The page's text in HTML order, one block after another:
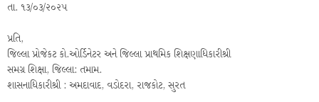
તા. ૧૩/૦૩/૨૦૨૫
પ્રતિ,
જિલ્લા પ્રોજેકટ કો.ઓર્ડિનેટર અને જિલ્લા પ્રાથમિક શિક્ષણાધિકારીશ્રી
સમગ્ર શિક્ષા, જિલ્લા: તમામ.
શાસનાધિકારીશ્રી : અમદાવાદ, વડોદરા, રાજકોટ, સુરત